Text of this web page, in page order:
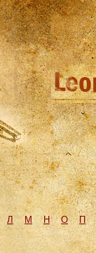
Л М H О П